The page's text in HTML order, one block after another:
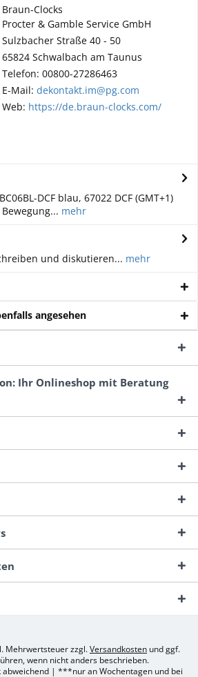
Braun-Clocks
Procter & Gamble Service GmbH
Sulzbacher Straße 40 - 50
65824 Schwalbach am Taunus
Telefon: 00800-27286463
E-Mail: dekontakt.im@pg.com
Web: https://de.braun-clocks.com/
DCF blau, 67022 DCF (GMT+1)
mehr
und diskutieren... mehr
angesehen
Ihr Onlineshop mit Beratung
Mehrwertsteuer zzgl.Versandkosten und ggf.
wenn nicht anders beschrieben.
| ***nur an Wochentagen und bei